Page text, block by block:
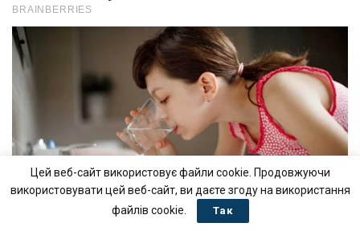
Цей веб-сайт використовує файли cookie. Продовжуючи
використовувати цей веб-сайт, ви даєте згоду на використання
файлів cookie.
Так